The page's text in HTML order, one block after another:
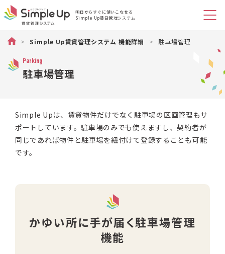
明日からすぐに使いこなせる
Simple Up賃貸管理システム
不動産管理のSimple Up（シンプルアップ）賃貸物件管理システム
> Simple Up賃貸管理システム 機能詳細 > 駐車場管理
Parking
駐車場管理
Simple Upは、賃貸物件だけでなく駐車場の区画管理もサ
ポートしています。駐車場のみでも使えますし、契約者が
同じであれば物件と駐車場を紐付けて登録することも可能
です。
かゆい所に手が届く駐車場管理
機能